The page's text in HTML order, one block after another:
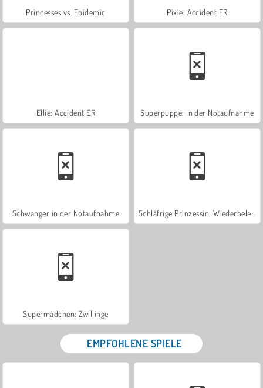
Princesses vs. Epidemic Pixie: Accident ER
Ellie: Accident ER Superpuppe: In der Notaufnahme
Schwanger in der Notaufnahme
Supermädchen: Zwillinge
EMPFOHLENE SPIELE